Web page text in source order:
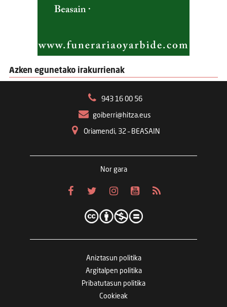
Azken egunetako irakurrienak
943 16 00 56
goiberri@hitza.eus
Oriamendi, 32 – BEASAIN
Nor gara
Aniztasun politika
Argitalpen politika
Pribatutasun politika
Cookieak